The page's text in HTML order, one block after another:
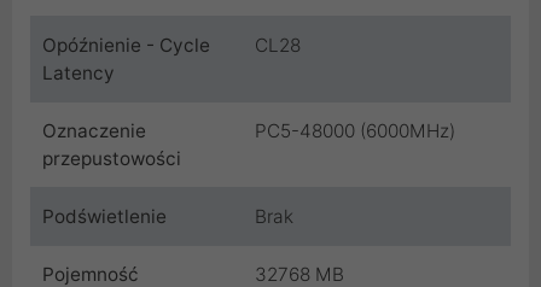
Opóźnienie - Cycle
Latency
CL28
Oznaczenie
przepustowości
PC5-48000 (6000MHz)
Podświetlenie Brak
Pojemność 32768 MB